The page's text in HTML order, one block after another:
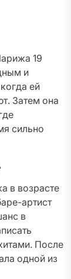
19
и
ей
Затем она
сильно
в возрасте
артист
в
После
одной из